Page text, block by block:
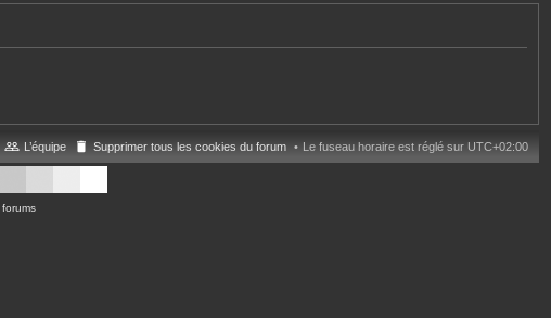
Le fuseau horaire est réglé sur UTC+02:00
Supprimer tous les cookies du forum
L’équipe
forums